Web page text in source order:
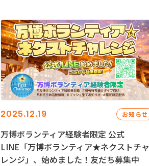
2025.12.19 お知らせ
万博ボランティア経験者限定 公式
LINE「万博ボランティア★ネクストチャ
レンジ」、始めました！友だち募集中